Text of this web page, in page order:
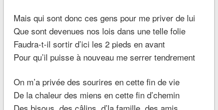
Mais qui sont donc ces gens pour me priver de lui
Que sont devenues nos lois dans une telle folie
Faudra-t-il sortir d’ici les 2 pieds en avant
Pour qu’il puisse à nouveau me serrer tendrement
On m’a privée des sourires en cette fin de vie
De la chaleur des miens en cette fin d’chemin